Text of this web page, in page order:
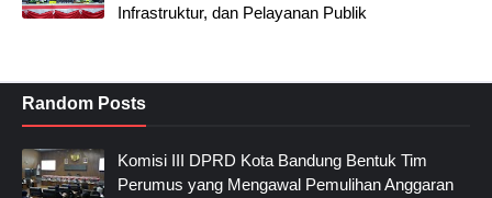
Infrastruktur, dan Pelayanan Publik
Random Posts
Komisi III DPRD Kota Bandung Bentuk Tim
Perumus yang Mengawal Pemulihan Anggaran